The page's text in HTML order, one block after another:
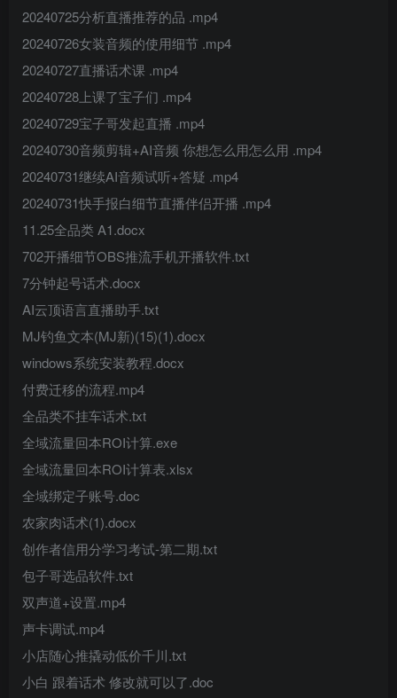
20240725分析直播推荐的品 .mp4
20240726女装音频的使用细节 .mp4
20240727直播话术课 .mp4
20240728上课了宝子们 .mp4
20240729宝子哥发起直播 .mp4
20240730音频剪辑+AI音频 你想怎么用怎么用 .mp4
20240731继续AI音频试听+答疑 .mp4
20240731快手报白细节直播伴侣开播 .mp4
11.25全品类 A1.docx
702开播细节OBS推流手机开播软件.txt
7分钟起号话术.docx
AI云顶语言直播助手.txt
MJ钓鱼文本(MJ新)(15)(1).docx
windows系统安装教程.docx
付费迁移的流程.mp4
全品类不挂车话术.txt
全域流量回本ROI计算.exe
全域流量回本ROI计算表.xlsx
全域绑定子账号.doc
农家肉话术(1).docx
创作者信用分学习考试-第二期.txt
包子哥选品软件.txt
双声道+设置.mp4
声卡调试.mp4
小店随心推撬动低价千川.txt
小白 跟着话术 修改就可以了.doc